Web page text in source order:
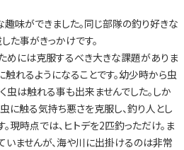
味ができました。同じ部隊の釣り好きな
た事がきっかけです。
には克服するべき大きな課題がありま
触れるようになることです。幼少時から虫
虫は触れる事も出来ませんでした。しか
に触る気持ち悪さを克服し、釣り人とし
現時点では、ヒトデを2匹釣っただけ。ま
ませんが、海や川に出掛けるのは非常